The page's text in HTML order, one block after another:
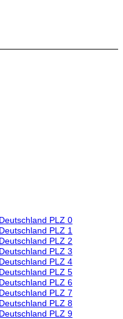
PLZ 0
PLZ 1
PLZ 2
PLZ 3
PLZ 4
PLZ 5
PLZ 6
PLZ 7
PLZ 8
PLZ 9